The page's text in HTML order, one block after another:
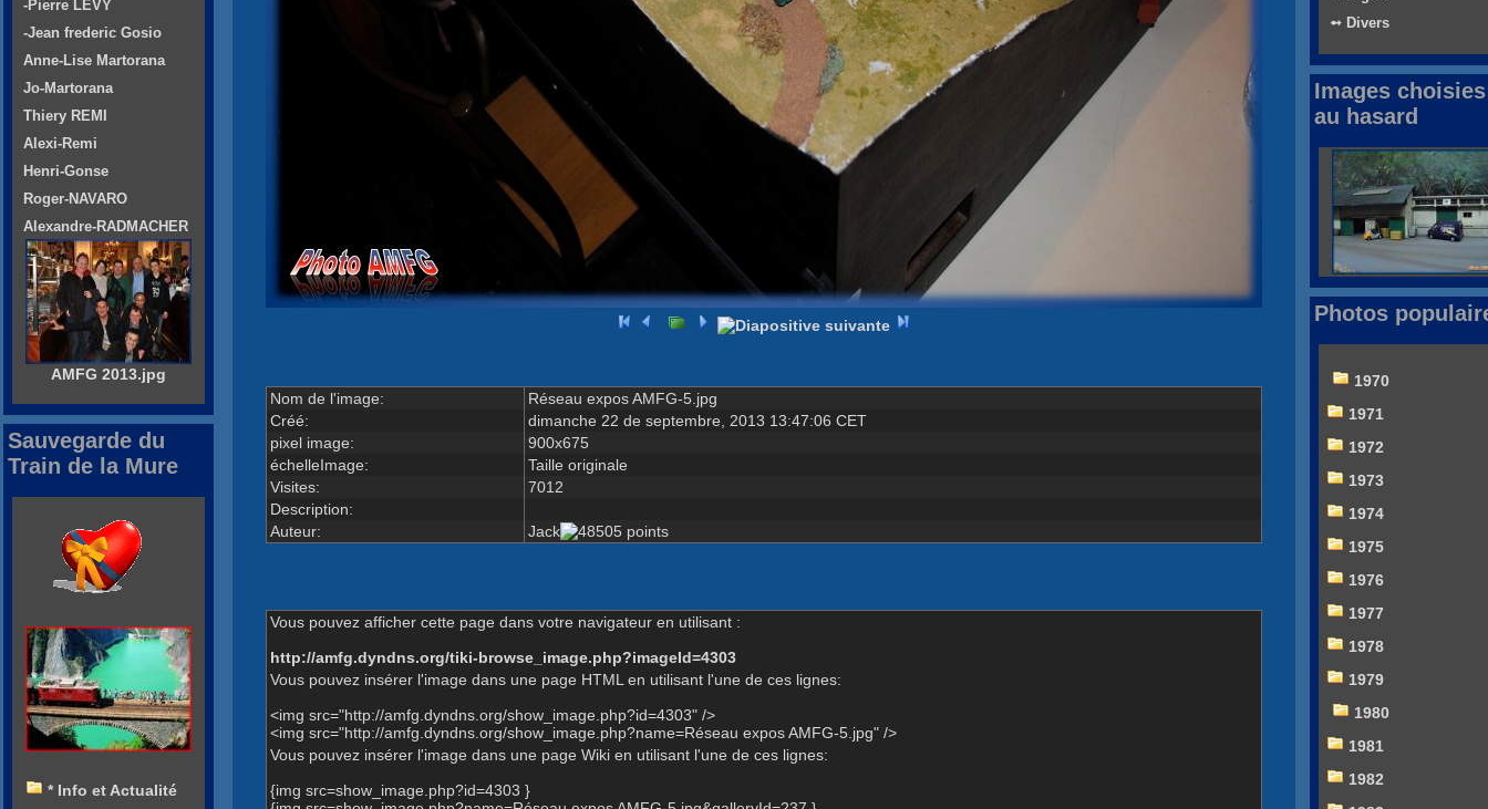
Nom de l'image:
Réseau expos AMFG-5.jpg
Créé:
dimanche 22 de septembre, 2013 13:47:06 CET
pixel image:
900x675
échelleImage:
Taille originale
Visites:
7012
Description:
Auteur:
Jack
Vous pouvez afficher cette page dans votre navigateur en utilisant :
http://amfg.dyndns.org/tiki-browse_image.php?imageId=4303
Vous pouvez insérer l'image dans une page HTML en utilisant l'une de ces lignes:
<img src="http://amfg.dyndns.org/show_image.php?id=4303" />
<img src="http://amfg.dyndns.org/show_image.php?name=Réseau expos AMFG-5.jpg" />
Vous pouvez insérer l'image dans une page Wiki en utilisant l'une de ces lignes:
{img src=show_image.php?id=4303 }
-Pierre LEVY
-Jean frederic Gosio
Anne-Lise Martorana
Jo-Martorana
Thiery REMI
Alexi-Remi
Henri-Gonse
Roger-NAVARO
Alexandre-RADMACHER
AMFG 2013.jpg
Sauvegarde du
Train de la Mure
* Info et Actualité
➻ Divers
Images choisies
au hasard
Photos
1970
1971
1972
1973
1974
1975
1976
1977
1978
1979
1980
1981
1982